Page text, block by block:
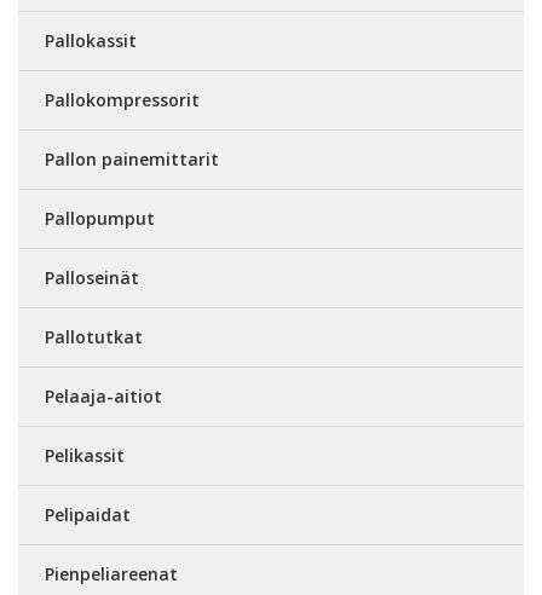
Pallokassit
Pallokompressorit
Pallon painemittarit
Pallopumput
Palloseinät
Pallotutkat
Pelaaja-aitiot
Pelikassit
Pelipaidat
Pienpeliareenat